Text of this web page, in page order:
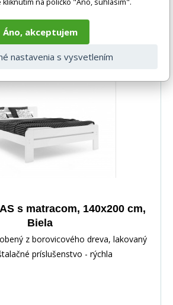
5-10 prac. dnů
s matracom, 140x200 cm,
Biela
z borovicového dreva, lakovaný
príslušenstvo - rýchla
Áno, akceptujem
nastavenia s vysvetlením